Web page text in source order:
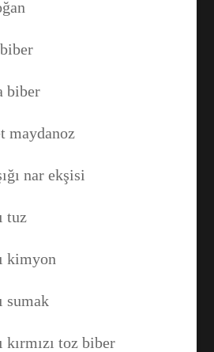
biber
maydanoz
nar ekşisi
tuz
kimyon
sumak
kırmızı toz biber